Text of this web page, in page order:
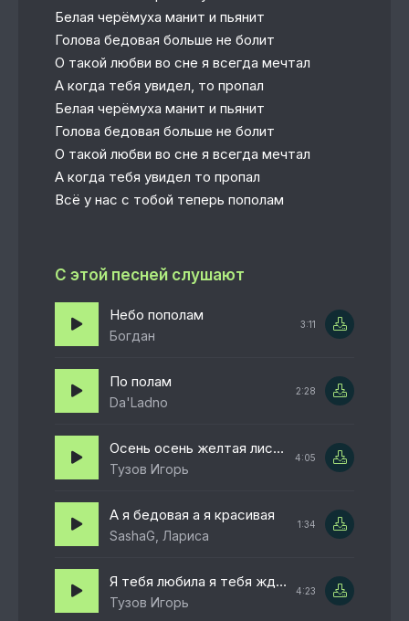
Белая черёмуха манит и пьянит
Голова бедовая больше не болит
О такой любви во сне я всегда мечтал
А когда тебя увидел, то пропал
Белая черёмуха манит и пьянит
Голова бедовая больше не болит
О такой любви во сне я всегда мечтал
А когда тебя увидел то пропал
Всё у нас с тобой теперь пополам
С этой песней слушают
Небо пополам
Богдан
3:11
По полам
Da'Ladno
2:28
Осень осень желтая листва
Тузов Игорь
4:05
А я бедовая а я красивая
SashaG, Лариса
1:34
Я тебя любила я тебя ждала
Тузов Игорь
4:23